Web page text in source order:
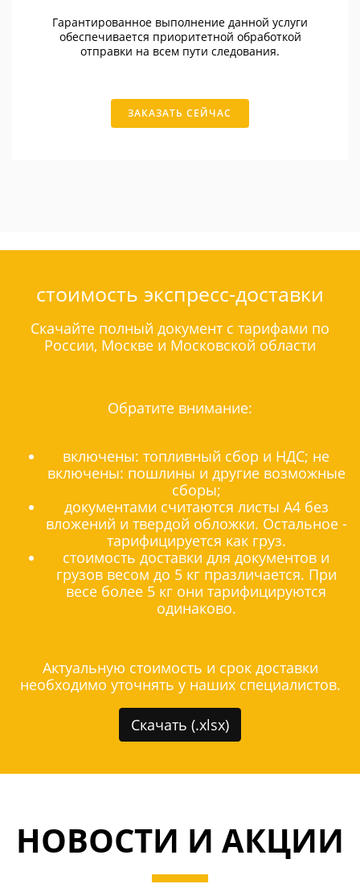
Гарантированное выполнение данной услуги
обеспечивается приоритетной обработкой
отправки на всем пути следования.
ЗАКАЗАТЬ СЕЙЧАС
стоимость экспресс-доставки
Скачайте полный документ с тарифами по
России, Москве и Московской области
Обратите внимание:
включены: топливный сбор и НДС; не
включены: пошлины и другие возможные
сборы;
документами считаются листы А4 без
вложений и твердой обложки. Остальное -
тарифицируется как груз.
стоимость доставки для документов и
грузов весом до 5 кг празличается. При
весе более 5 кг они тарифицируются
одинаково.
Актуальную стоимость и срок доставки
необходимо уточнять у наших специалистов.
Скачать (.xlsx)
НОВОСТИ И АКЦИИ